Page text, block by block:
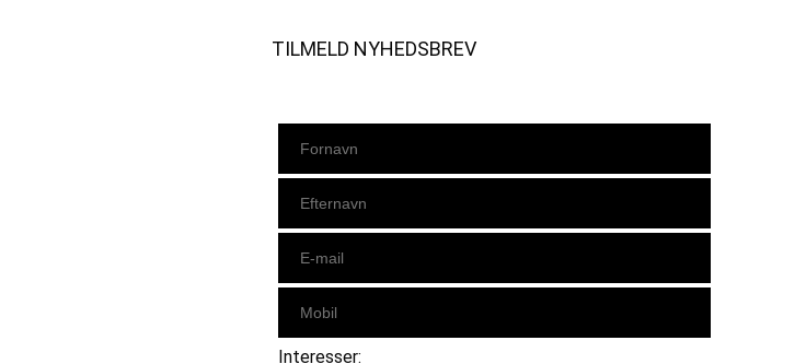
TILMELD NYHEDSBREV
Interesser: